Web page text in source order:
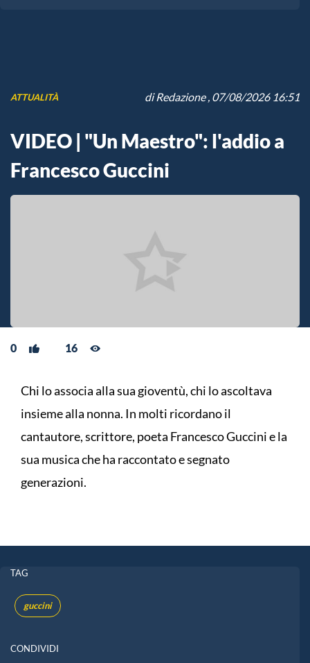
ATTUALITÀ diRedazione, 07/08/2026 16:51
VIDEO | "Un Maestro": l'addio a
Francesco Guccini
0 16
Chi lo associa alla sua gioventù, chi lo ascoltava
insieme alla nonna. In molti ricordano il
cantautore, scrittore, poeta Francesco Guccini e la
sua musica che ha raccontato e segnato
generazioni.
TAG
guccini
CONDIVIDI